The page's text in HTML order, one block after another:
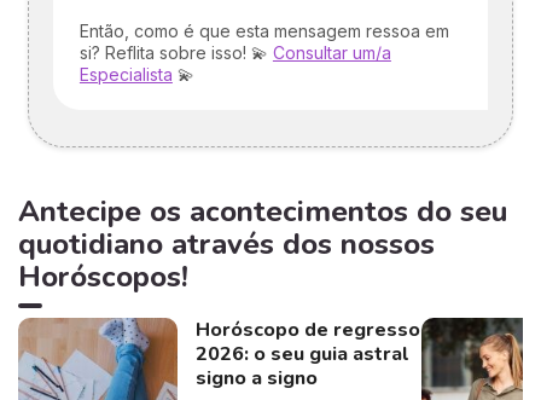
Então, como é que esta mensagem ressoa em
si? Reflita sobre isso! 💫 Consultar um/a
Especialista 💫
Antecipe os acontecimentos do seu
quotidiano através dos nossos
Horóscopos!
Horóscopo de regresso
2026: o seu guia astral
signo a signo